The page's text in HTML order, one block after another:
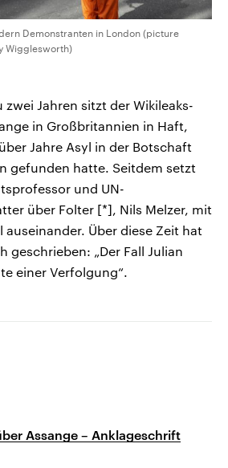
Demonstranten in London (picture
Wigglesworth)
zwei Jahren sitzt der Wikileaks-
in Großbritannien in Haft,
Jahre Asyl in der Botschaft
gefunden hatte. Seitdem setzt
und UN-
über Folter [*], Nils Melzer, mit
auseinander. Über diese Zeit hat
geschrieben: „Der Fall Julian
einer Verfolgung“.
Assange – Anklageschrift